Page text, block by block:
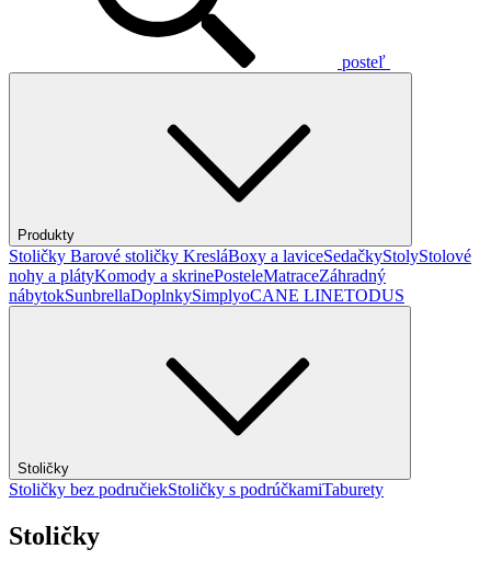
posteľ
Produkty
Stoličky Barové stoličky KresláBoxy a laviceSedačkyStolyStolové
nohy a plátyKomody a skrinePosteleMatraceZáhradný
nábytokSunbrellaDoplnkySimplyoCANE LINETODUS
Stoličky
Stoličky bez područiekStoličky s podrúčkamiTaburety
Stoličky